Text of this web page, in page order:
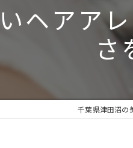
ヘアア
さ
千葉県津田沼の